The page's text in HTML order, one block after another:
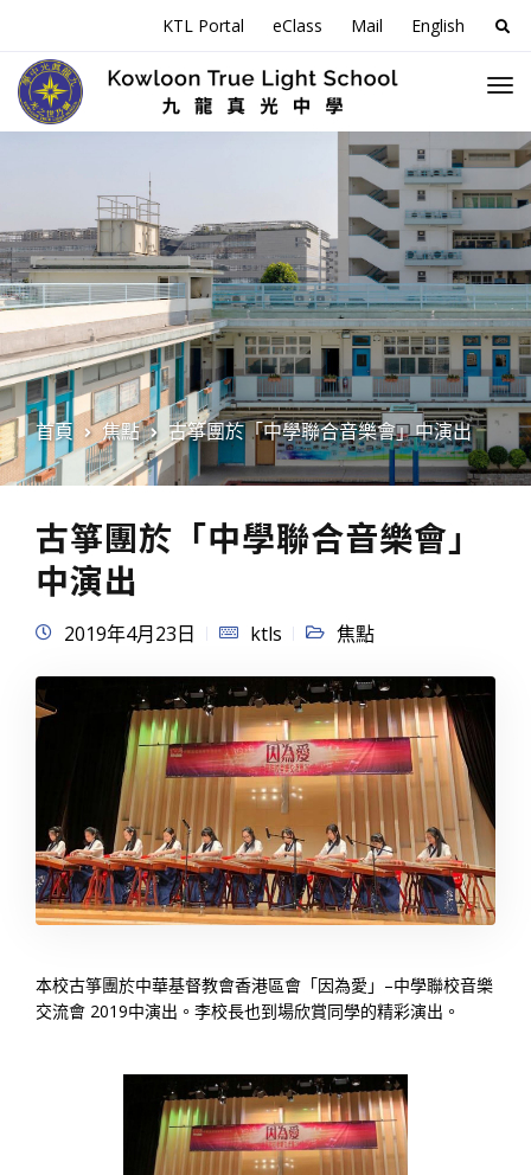
KTL Portal eClass Mail English
搜
尋
關
於
首頁 焦點 古箏團於「中學聯合音樂會」中演出
古箏團於「中學聯合音樂會」
中演出
2019年4月23日 ktls 焦點
本校古箏團於中華基督教會香港區會「因為愛」–中學聯校音樂
交流會 2019中演出。李校長也到場欣賞同學的精彩演出。